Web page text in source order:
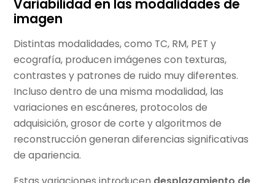
Variabilidad en las modalidades de
imagen
Distintas modalidades, como TC, RM, PET y
ecografía, producen imágenes con texturas,
contrastes y patrones de ruido muy diferentes.
Incluso dentro de una misma modalidad, las
variaciones en escáneres, protocolos de
adquisición, grosor de corte y algoritmos de
reconstrucción generan diferencias significativas
de apariencia.